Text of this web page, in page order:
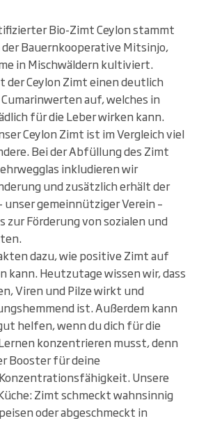
Bio-Zimt Ceylon stammt
der Bauernkooperative Mitsinjo,
in Mischwäldern kultiviert.
der Ceylon Zimt einen deutlich
auf, welches in
für die Leber wirken kann.
Ceylon Zimt ist im Vergleich viel
Bei der Abfüllung des Zimt
inkludieren wir
und zusätzlich erhält der
unser gemeinnütziger Verein –
zur Förderung von sozialen und
dazu, wie positive Zimt auf
kann. Heutzutage wissen wir, dass
Viren und Pilze wirkt und
ist. Außerdem kann
helfen, wenn du dich für die
konzentrieren musst, denn
Booster für deine
Unsere
Zimt schmeckt wahnsinnig
oder abgeschmeckt in